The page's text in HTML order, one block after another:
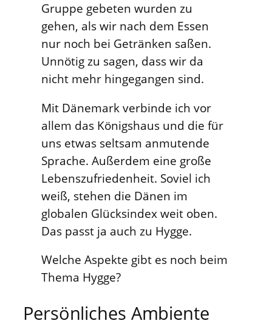
Gruppe gebeten wurden zu
gehen, als wir nach dem Essen
nur noch bei Getränken saßen.
Unnötig zu sagen, dass wir da
nicht mehr hingegangen sind.
Mit Dänemark verbinde ich vor
allem das Königshaus und die für
uns etwas seltsam anmutende
Sprache. Außerdem eine große
Lebenszufriedenheit. Soviel ich
weiß, stehen die Dänen im
globalen Glücksindex weit oben.
Das passt ja auch zu Hygge.
Welche Aspekte gibt es noch beim
Thema Hygge?
Persönliches Ambiente